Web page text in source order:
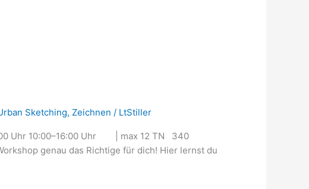
Sketching, Zeichnen / LtStiller
Uhr 10:00–16:00 Uhr | max 12 TN 340
genau das Richtige für dich! Hier lernst du